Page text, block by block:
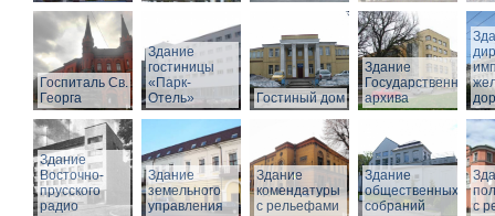
Госпиталь Св.
Георга
Здание
гостиницы
«Парк-
Отель»
Гостиный дом
Здание
Государственного
архива
Здание
Восточно-
прусского
радио
Здание
земельного
управления
Здание
комендатуры
с рельефами
Здание
общественных
собраний
с